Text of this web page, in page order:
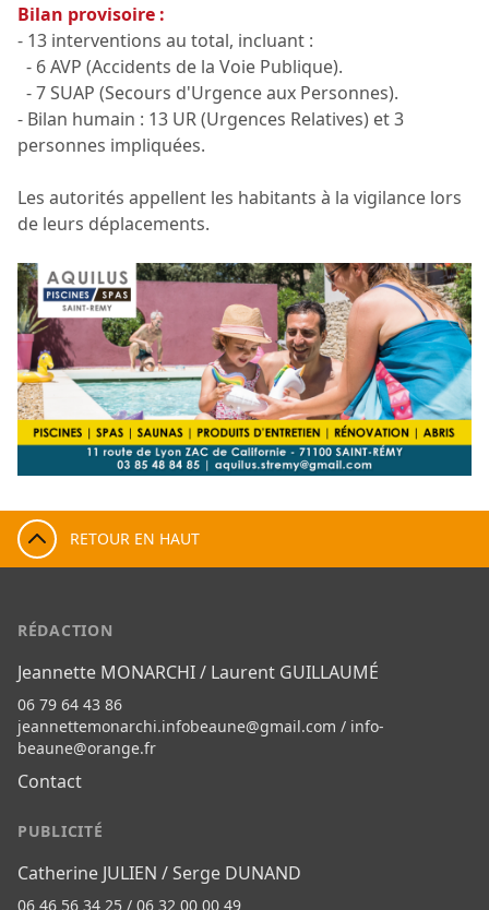
Bilan provisoire :
- 13 interventions au total, incluant :
- 6 AVP (Accidents de la Voie Publique).
- 7 SUAP (Secours d'Urgence aux Personnes).
- Bilan humain : 13 UR (Urgences Relatives) et 3
personnes impliquées.
Les autorités appellent les habitants à la vigilance lors
de leurs déplacements.
RETOUR EN HAUT
RÉDACTION
Jeannette MONARCHI / Laurent GUILLAUMÉ
06 79 64 43 86
jeannettemonarchi.infobeaune@gmail.com / info-
beaune@orange.fr
Contact
PUBLICITÉ
Catherine JULIEN / Serge DUNAND
06 46 56 34 25 / 06 32 00 00 49